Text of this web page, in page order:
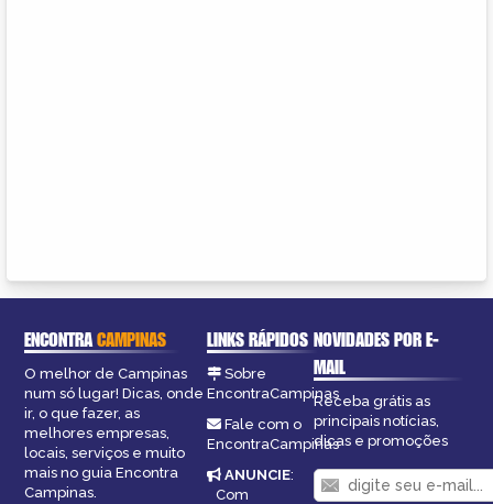
ENCONTRACAMPINAS
O melhor de Campinas
num só lugar! Dicas, onde
ir, o que fazer, as
melhores empresas,
locais, serviços e muito
mais no guia Encontra
Campinas.
LINKS RÁPIDOS
Sobre
EncontraCampinas
Fale com o
EncontraCampinas
ANUNCIE:
Com
NOVIDADES POR E-
MAIL
Receba grátis as
principais notícias,
dicas e promoções